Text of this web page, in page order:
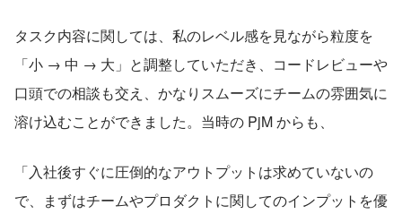
タスク内容に関しては、私のレベル感を見ながら粒度を
「小 → 中 → 大」と調整していただき、コードレビューや
口頭での相談も交え、かなりスムーズにチームの雰囲気に
溶け込むことができました。当時の PjM からも、
「入社後すぐに圧倒的なアウトプットは求めていないの
で、まずはチームやプロダクトに関してのインプットを優